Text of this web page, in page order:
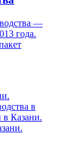
—
года.
в
в Казани.
.